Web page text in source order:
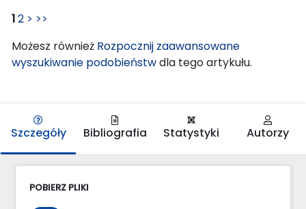
12 > >>
Możesz również Rozpocznij zaawansowane
wyszukiwanie podobieństwdla tego artykułu.
Szczegóły Bibliografia Statystyki Autorzy
POBIERZ PLIKI